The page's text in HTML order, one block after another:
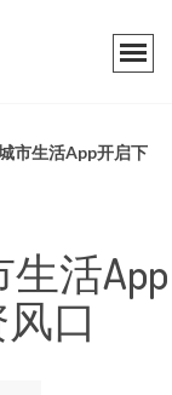
市生活App开启下
活App
口